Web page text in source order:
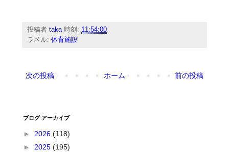
投稿者taka 時刻: 11:54:00
ラベル:体育施設
次の投稿 前の投稿
ホーム
ブログ アーカイブ
► 2026(118)
►2025(195)